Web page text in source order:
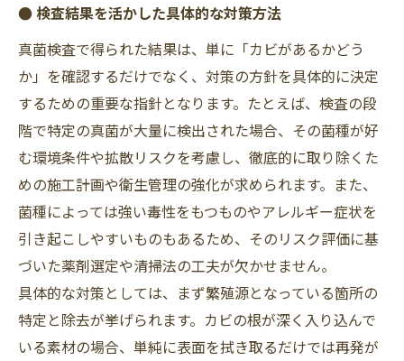
● 検査結果を活かした具体的な対策方法
真菌検査で得られた結果は、単に「カビがあるかどう
か」を確認するだけでなく、対策の方針を具体的に決定
するための重要な指針となります。たとえば、検査の段
階で特定の真菌が大量に検出された場合、その菌種が好
む環境条件や拡散リスクを考慮し、徹底的に取り除くた
めの施工計画や衛生管理の強化が求められます。また、
菌種によっては強い毒性をもつものやアレルギー症状を
引き起こしやすいものもあるため、そのリスク評価に基
づいた薬剤選定や清掃法の工夫が欠かせません。
具体的な対策としては、まず繁殖源となっている箇所の
特定と除去が挙げられます。カビの根が深く入り込んで
いる素材の場合、単純に表面を拭き取るだけでは再発が